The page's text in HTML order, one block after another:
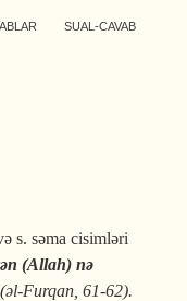
SUAL-CAVAB
s. səma cisimləri
(Allah) nə
(əl-Furqan, 61-62).